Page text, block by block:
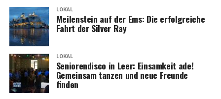
LOKAL
Mei­len­stein auf der Ems: Die erfolg­rei­che
Fahrt der Sil­ver Ray
LOKAL
Senio­ren­dis­co in Leer: Ein­sam­keit ade!
Gemein­sam tan­zen und neue Freun­de
finden